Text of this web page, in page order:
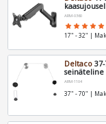
ARM-0360
star star star star star
17" - 32" |
Deltaco
seinäteline
ARM-1104
37" - 70" |